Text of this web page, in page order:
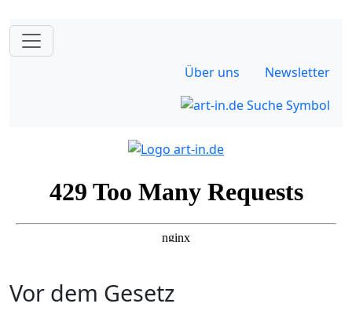
Über uns Newsletter
Vor dem Gesetz